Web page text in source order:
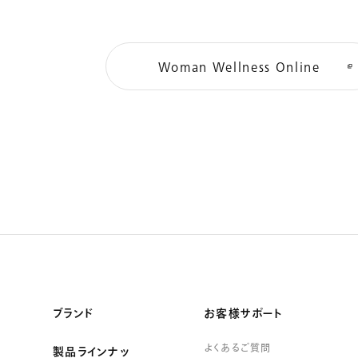
Woman Wellness Online
ブランド
製品ラインナッ
お客様サポート
よくあるご質問